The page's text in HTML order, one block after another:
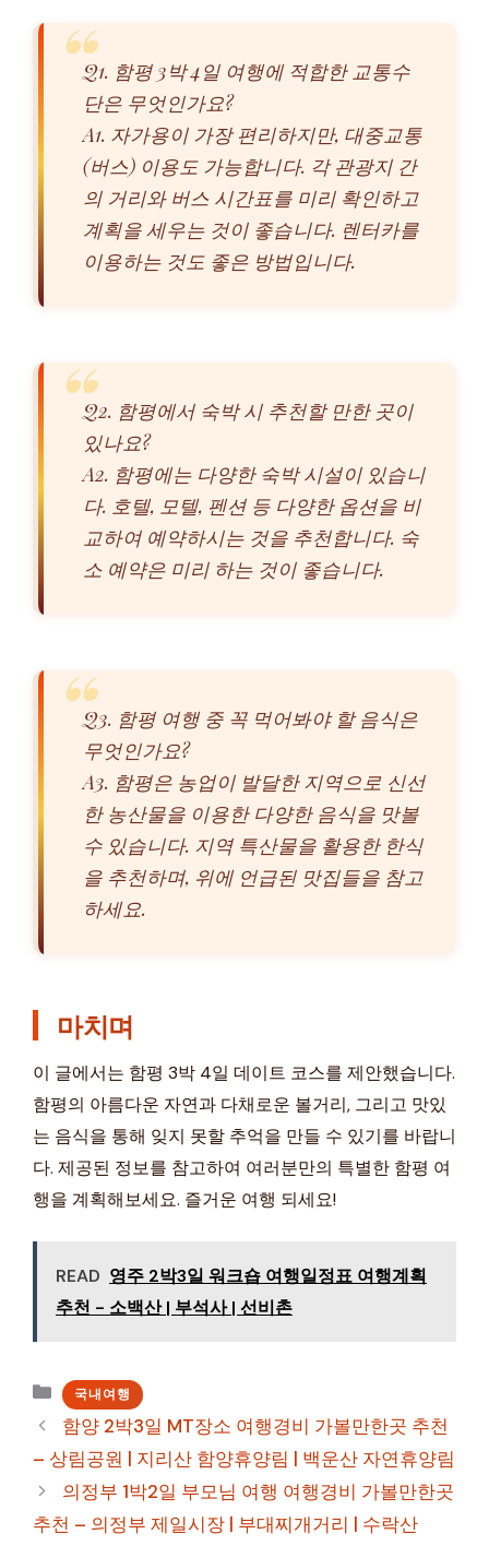
Q1. 함평 3박 4일 여행에 적합한 교통수
단은 무엇인가요?
A1. 자가용이 가장 편리하지만, 대중교통
(버스) 이용도 가능합니다. 각 관광지 간
의 거리와 버스 시간표를 미리 확인하고
계획을 세우는 것이 좋습니다. 렌터카를
이용하는 것도 좋은 방법입니다.
Q2. 함평에서 숙박 시 추천할 만한 곳이
있나요?
A2. 함평에는 다양한 숙박 시설이 있습니
다. 호텔, 모텔, 펜션 등 다양한 옵션을 비
교하여 예약하시는 것을 추천합니다. 숙
소 예약은 미리 하는 것이 좋습니다.
Q3. 함평 여행 중 꼭 먹어봐야 할 음식은
무엇인가요?
A3. 함평은 농업이 발달한 지역으로 신선
한 농산물을 이용한 다양한 음식을 맛볼
수 있습니다. 지역 특산물을 활용한 한식
을 추천하며, 위에 언급된 맛집들을 참고
하세요.
마치며
이 글에서는 함평 3박 4일 데이트 코스를 제안했습니다.
함평의 아름다운 자연과 다채로운 볼거리, 그리고 맛있
는 음식을 통해 잊지 못할 추억을 만들 수 있기를 바랍니
다. 제공된 정보를 참고하여 여러분만의 특별한 함평 여
행을 계획해보세요. 즐거운 여행 되세요!
READ 영주 2박3일 워크숍 여행일정표 여행계획
추천 - 소백산 | 부석사 | 선비촌
카
테
고
리
국내여행
함양 2박3일 MT장소 여행경비 가볼만한곳 추천
– 상림공원 | 지리산 함양휴양림 | 백운산 자연휴양림
의정부 1박2일 부모님 여행 여행경비 가볼만한곳
추천 – 의정부 제일시장 | 부대찌개거리 | 수락산